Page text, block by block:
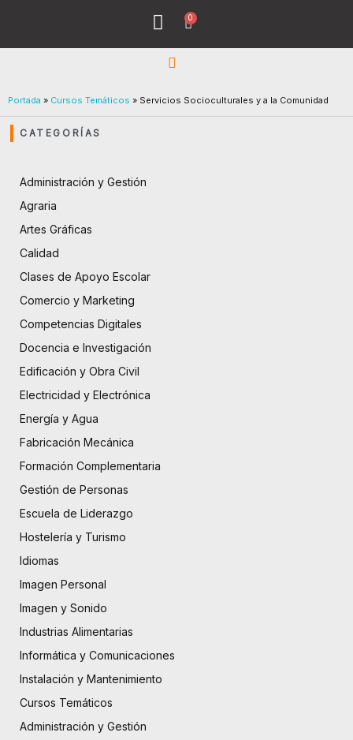
contenido
Menu
0
Cart
Portada » Cursos Temáticos » Servicios Socioculturales y a la Comunidad
CATEGORÍAS
Administración y Gestión
Agraria
Artes Gráficas
Calidad
Clases de Apoyo Escolar
Comercio y Marketing
Competencias Digitales
Docencia e Investigación
Edificación y Obra Civil
Electricidad y Electrónica
Energía y Agua
Fabricación Mecánica
Formación Complementaria
Gestión de Personas
Escuela de Liderazgo
Hostelería y Turismo
Idiomas
Imagen Personal
Imagen y Sonido
Industrias Alimentarias
Informática y Comunicaciones
Instalación y Mantenimiento
Cursos Temáticos
Administración y Gestión